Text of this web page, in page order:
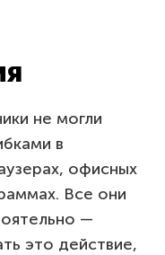
не могли
в
офисных
Все они
—
это действие,